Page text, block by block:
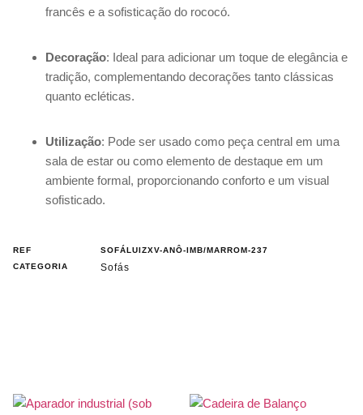
francês e a sofisticação do rococó.
Decoração: Ideal para adicionar um toque de elegância e
tradição, complementando decorações tanto clássicas
quanto ecléticas.
Utilização: Pode ser usado como peça central em uma
sala de estar ou como elemento de destaque em um
ambiente formal, proporcionando conforto e um visual
sofisticado.
REF
SOFÁLUIZXV-ANÔ-IMB/MARROM-237
CATEGORIA
Sofás